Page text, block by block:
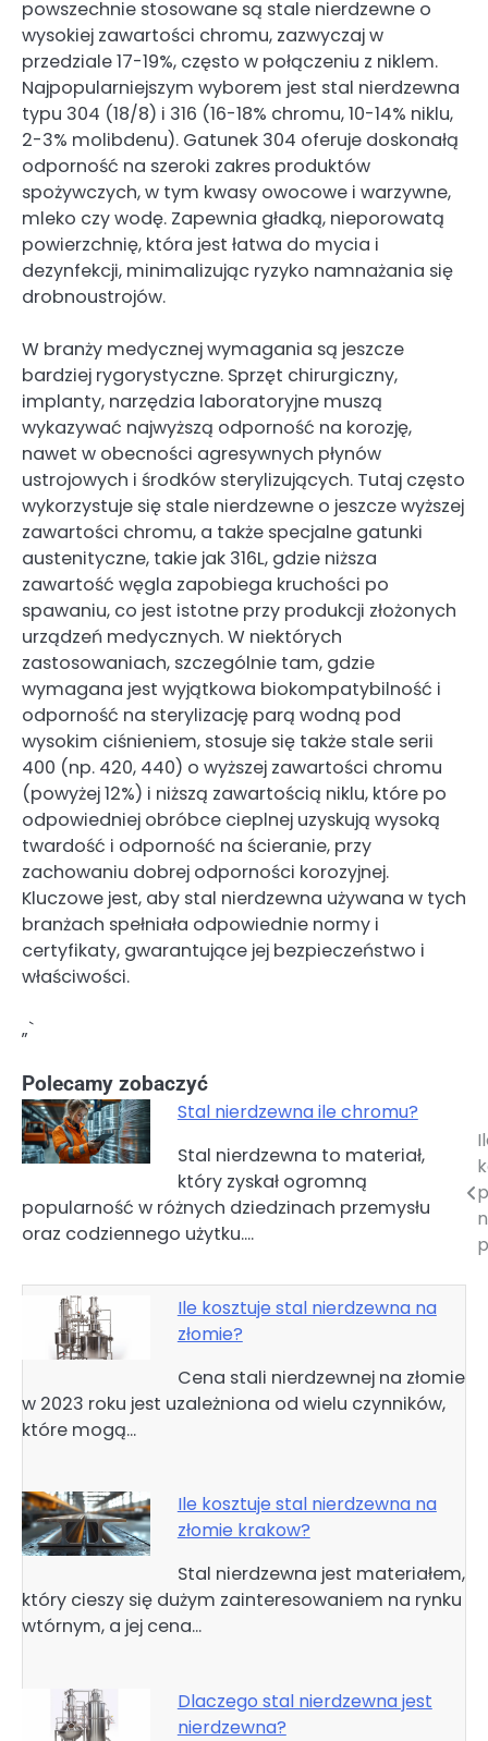
powszechnie stosowane są stale nierdzewne o
wysokiej zawartości chromu, zazwyczaj w
przedziale 17-19%, często w połączeniu z niklem.
Najpopularniejszym wyborem jest stal nierdzewna
typu 304 (18/8) i 316 (16-18% chromu, 10-14% niklu,
2-3% molibdenu). Gatunek 304 oferuje doskonałą
odporność na szeroki zakres produktów
spożywczych, w tym kwasy owocowe i warzywne,
mleko czy wodę. Zapewnia gładką, nieporowatą
powierzchnię, która jest łatwa do mycia i
dezynfekcji, minimalizując ryzyko namnażania się
drobnoustrojów.
W branży medycznej wymagania są jeszcze
bardziej rygorystyczne. Sprzęt chirurgiczny,
implanty, narzędzia laboratoryjne muszą
wykazywać najwyższą odporność na korozję,
nawet w obecności agresywnych płynów
ustrojowych i środków sterylizujących. Tutaj często
wykorzystuje się stale nierdzewne o jeszcze wyższej
zawartości chromu, a także specjalne gatunki
austenityczne, takie jak 316L, gdzie niższa
zawartość węgla zapobiega kruchości po
spawaniu, co jest istotne przy produkcji złożonych
urządzeń medycznych. W niektórych
zastosowaniach, szczególnie tam, gdzie
wymagana jest wyjątkowa biokompatybilność i
odporność na sterylizację parą wodną pod
wysokim ciśnieniem, stosuje się także stale serii
400 (np. 420, 440) o wyższej zawartości chromu
(powyżej 12%) i niższą zawartością niklu, które po
odpowiedniej obróbce cieplnej uzyskują wysoką
twardość i odporność na ścieranie, przy
zachowaniu dobrej odporności korozyjnej.
Kluczowe jest, aby stal nierdzewna używana w tych
branżach spełniała odpowiednie normy i
certyfikaty, gwarantujące jej bezpieczeństwo i
właściwości.
„`
Polecamy zobaczyć
Stal nierdzewna ile chromu?
Stal nierdzewna to materiał,
który zyskał ogromną
popularność w różnych dziedzinach przemysłu
oraz codziennego użytku.…
Ile kosztuje stal nierdzewna na
złomie?
Cena stali nierdzewnej na złomie
w 2023 roku jest uzależniona od wielu czynników,
które mogą…
Ile kosztuje stal nierdzewna na
złomie krakow?
Stal nierdzewna jest materiałem,
który cieszy się dużym zainteresowaniem na rynku
wtórnym, a jej cena…
Dlaczego stal nierdzewna jest
nierdzewna?
Nawigacja